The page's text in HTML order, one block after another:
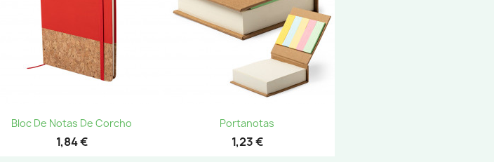
Bloc De Notas De Corcho
1,84 €
 Vista rápida Portanotas
1,23 €
Vista rápida